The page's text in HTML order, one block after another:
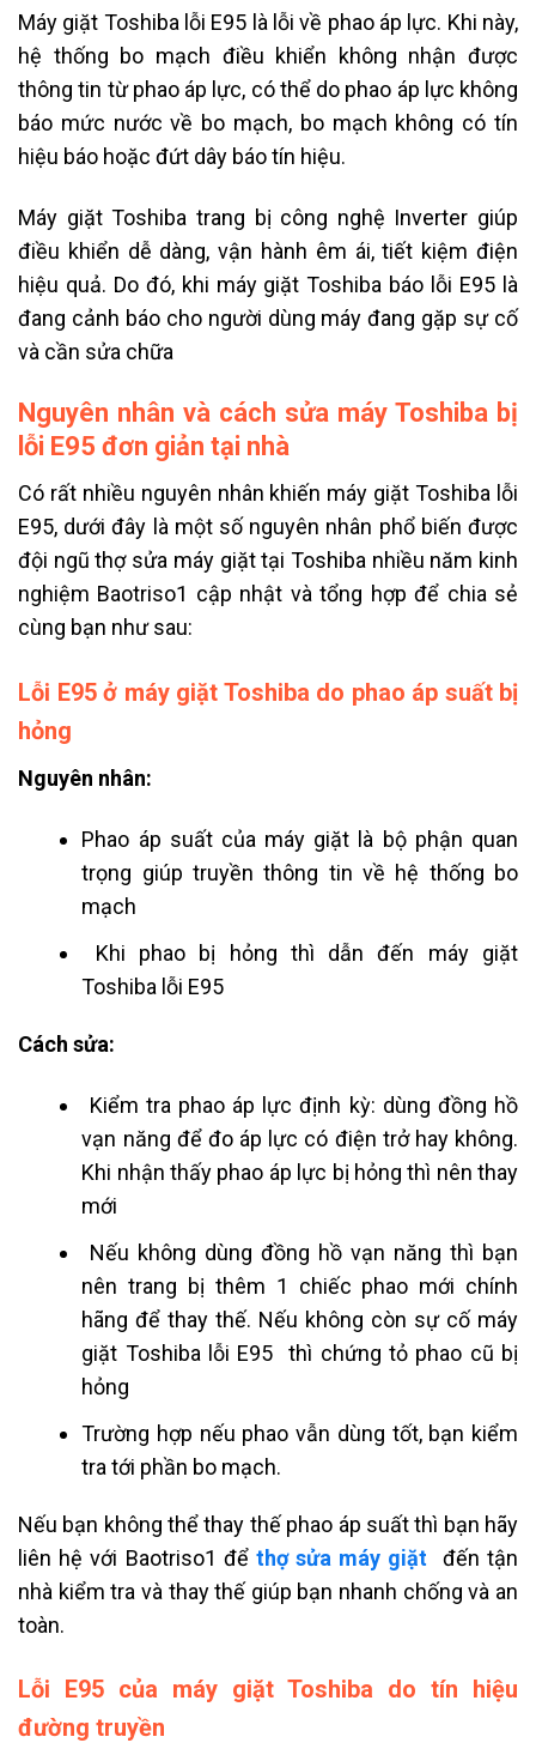
Máy giặt Toshiba lỗi E95 là lỗi về phao áp lực. Khi này,
hệ thống bo mạch điều khiển không nhận được
thông tin từ phao áp lực, có thể do phao áp lực không
báo mức nước về bo mạch, bo mạch không có tín
hiệu báo hoặc đứt dây báo tín hiệu.
Máy giặt Toshiba trang bị công nghệ Inverter giúp
điều khiển dễ dàng, vận hành êm ái, tiết kiệm điện
hiệu quả. Do đó, khi máy giặt Toshiba báo lỗi E95 là
đang cảnh báo cho người dùng máy đang gặp sự cố
và cần sửa chữa
Nguyên nhân và cách sửa máy Toshiba bị
lỗi E95 đơn giản tại nhà
Có rất nhiều nguyên nhân khiến máy giặt Toshiba lỗi
E95, dưới đây là một số nguyên nhân phổ biến được
đội ngũ thợ sửa máy giặt tại Toshiba nhiều năm kinh
nghiệm Baotriso1 cập nhật và tổng hợp để chia sẻ
cùng bạn như sau:
Lỗi E95 ở máy giặt Toshiba do phao áp suất bị
hỏng
Nguyên nhân:
Phao áp suất của máy giặt là bộ phận quan
trọng giúp truyền thông tin về hệ thống bo
mạch
Khi phao bị hỏng thì dẫn đến máy giặt
Toshiba lỗi E95
Cách sửa:
Kiểm tra phao áp lực định kỳ: dùng đồng hồ
vạn năng để đo áp lực có điện trở hay không.
Khi nhận thấy phao áp lực bị hỏng thì nên thay
mới
Nếu không dùng đồng hồ vạn năng thì bạn
nên trang bị thêm 1 chiếc phao mới chính
hãng để thay thế. Nếu không còn sự cố máy
giặt Toshiba lỗi E95 thì chứng tỏ phao cũ bị
hỏng
Trường hợp nếu phao vẫn dùng tốt, bạn kiểm
tra tới phần bo mạch.
Nếu bạn không thể thay thế phao áp suất thì bạn hãy
liên hệ với Baotriso1 để thợ sửa máy giặt
đến tận
nhà kiểm tra và thay thế giúp bạn nhanh chống và an
toàn.
Lỗi E95 của máy giặt Toshiba do tín hiệu
đường truyền